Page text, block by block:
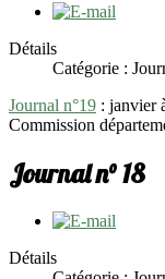
Détails
Catégorie :
Journal n°19 : janvier
Commission
Journal n° 18
Détails